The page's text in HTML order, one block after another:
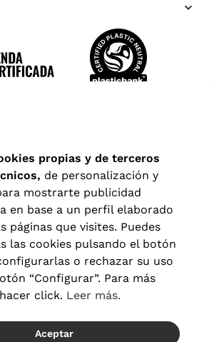
de privacidad Términos y condiciones
cookies|Configuración de cookies
© 2026 Visionlab España
propias y de terceros
de personalización y
mostrarte publicidad
en base a un perfil elaborado
páginas que visites. Puedes
las cookies pulsando el botón
o rechazar su uso
“Configurar”. Para más
click. Leer más.
Aceptar